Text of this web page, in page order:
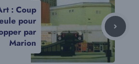
: Coup
pour
par
Marion